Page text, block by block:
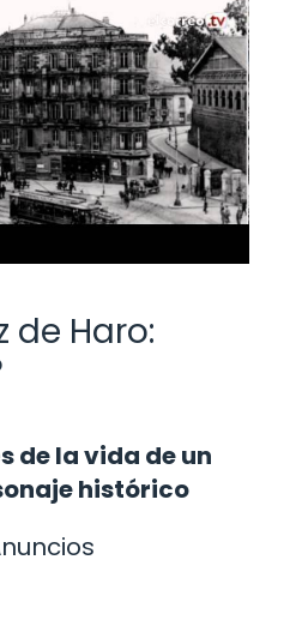
de Haro:
de la vida de un
histórico